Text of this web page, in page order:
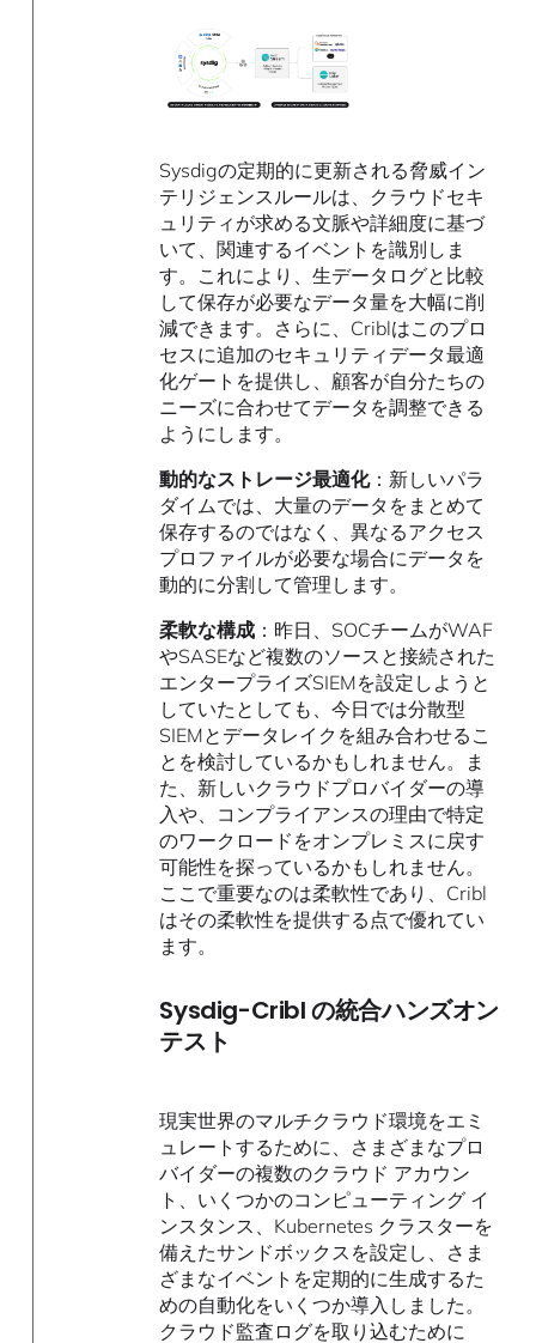
Sysdigの定期的に更新される脅威イン
テリジェンスルールは、クラウドセキ
ュリティが求める文脈や詳細度に基づ
いて、関連するイベントを識別しま
す。これにより、生データログと比較
して保存が必要なデータ量を大幅に削
減できます。さらに、Criblはこのプロ
セスに追加のセキュリティデータ最適
化ゲートを提供し、顧客が自分たちの
ニーズに合わせてデータを調整できる
ようにします。
動的なストレージ最適化：新しいパラ
ダイムでは、大量のデータをまとめて
保存するのではなく、異なるアクセス
プロファイルが必要な場合にデータを
動的に分割して管理します。
柔軟な構成 ：昨日、SOCチームがWAF
やSASEなど複数のソースと接続された
エンタープライズSIEMを設定しようと
していたとしても、今日では分散型
SIEMとデータレイクを組み合わせるこ
とを検討しているかもしれません。ま
た、新しいクラウドプロバイダーの導
入や、コンプライアンスの理由で特定
のワークロードをオンプレミスに戻す
可能性を探っているかもしれません。
ここで重要なのは柔軟性であり、Cribl
はその柔軟性を提供する点で優れてい
ます。
Sysdig-Cribl の統合ハンズオン
テスト
現実世界のマルチクラウド環境をエミ
ュレートするために、さまざまなプロ
バイダーの複数のクラウド アカウン
ト、いくつかのコンピューティング イ
ンスタンス、Kubernetes クラスターを
備えたサンドボックスを設定し、さま
ざまなイベントを定期的に生成するた
めの自動化をいくつか導入しました。
クラウド監査ログを取り込むために